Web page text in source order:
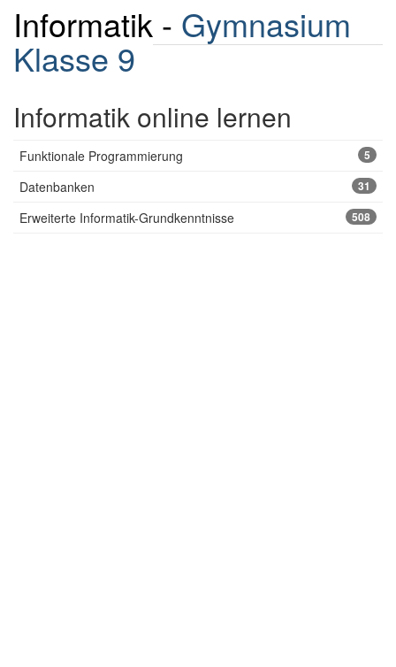
Informatik - Gymnasium
Klasse 9
Informatik online lernen
Funktionale Programmierung 5
Datenbanken 31
Erweiterte Informatik-Grundkenntnisse 508